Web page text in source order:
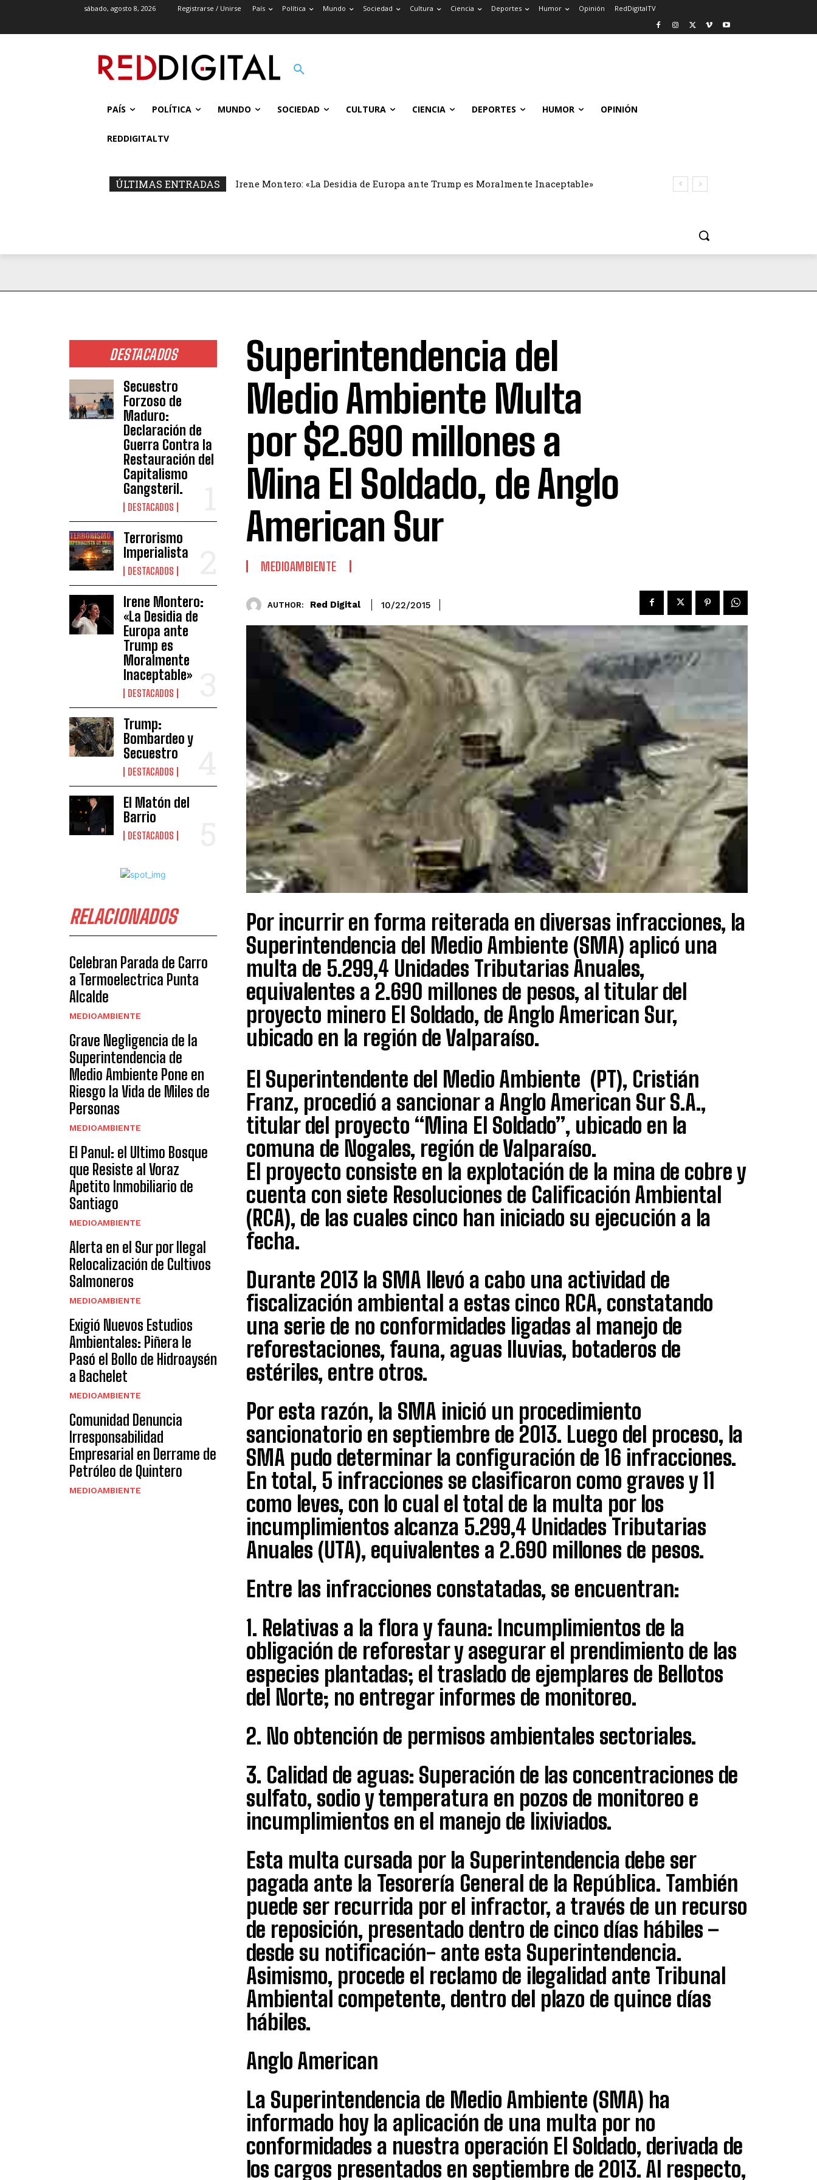
sábado, agosto 8, 2026 Registrarse / Unirse País Política Mundo Sociedad Cultura Ciencia Deportes Humor Opinión RedDigitalTV
PAÍS POLÍTICA MUNDO SOCIEDAD CULTURA CIENCIA DEPORTES HUMOR OPINIÓN
REDDIGITALTV
ÚLTIMAS ENTRADAS Irene Montero: «La Desidia de Europa ante Trump es Moralmente Inaceptable»
DESTACADOS
Secuestro
Forzoso de
Maduro:
Declaración de
Guerra Contra la
Restauración del
Capitalismo
Gangsteril.
DESTACADOS
Terrorismo
Imperialista
DESTACADOS
Irene Montero:
«La Desidia de
Europa ante
Trump es
Moralmente
Inaceptable»
DESTACADOS
Trump:
Bombardeo y
Secuestro
DESTACADOS
El Matón del
Barrio
DESTACADOS
RELACIONADOS
Celebran Parada de Carro
a Termoelectrica Punta
Alcalde
MEDIOAMBIENTE
Grave Negligencia de la
Superintendencia de
Medio Ambiente Pone en
Riesgo la Vida de Miles de
Personas
MEDIOAMBIENTE
El Panul: el Ultimo Bosque
que Resiste al Voraz
Apetito Inmobiliario de
Santiago
MEDIOAMBIENTE
Alerta en el Sur por Ilegal
Relocalización de Cultivos
Salmoneros
MEDIOAMBIENTE
Exigió Nuevos Estudios
Ambientales: Piñera le
Pasó el Bollo de Hidroaysén
a Bachelet
MEDIOAMBIENTE
Comunidad Denuncia
Irresponsabilidad
Empresarial en Derrame de
Petróleo de Quintero
MEDIOAMBIENTE
Superintendencia del
Medio Ambiente Multa
por $2.690 millones a
Mina El Soldado, de Anglo
American Sur
MEDIOAMBIENTE
AUTHOR: Red Digital 10/22/2015
Por incurrir en forma reiterada en diversas infracciones, la
Superintendencia del Medio Ambiente (SMA) aplicó una
multa de 5.299,4 Unidades Tributarias Anuales,
equivalentes a 2.690 millones de pesos, al titular del
proyecto minero El Soldado, de Anglo American Sur,
ubicado en la región de Valparaíso.
El Superintendente del Medio Ambiente (PT), Cristián
Franz, procedió a sancionar a Anglo American Sur S.A.,
titular del proyecto “Mina El Soldado”, ubicado en la
comuna de Nogales, región de Valparaíso.
El proyecto consiste en la explotación de la mina de cobre y
cuenta con siete Resoluciones de Calificación Ambiental
(RCA), de las cuales cinco han iniciado su ejecución a la
fecha.
Durante 2013 la SMA llevó a cabo una actividad de
fiscalización ambiental a estas cinco RCA, constatando
una serie de no conformidades ligadas al manejo de
reforestaciones, fauna, aguas lluvias, botaderos de
estériles, entre otros.
Por esta razón, la SMA inició un procedimiento
sancionatorio en septiembre de 2013. Luego del proceso, la
SMA pudo determinar la configuración de 16 infracciones.
En total, 5 infracciones se clasificaron como graves y 11
como leves, con lo cual el total de la multa por los
incumplimientos alcanza 5.299,4 Unidades Tributarias
Anuales (UTA), equivalentes a 2.690 millones de pesos.
Entre las infracciones constatadas, se encuentran:
1. Relativas a la flora y fauna: Incumplimientos de la
obligación de reforestar y asegurar el prendimiento de las
especies plantadas; el traslado de ejemplares de Bellotos
del Norte; no entregar informes de monitoreo.
2. No obtención de permisos ambientales sectoriales.
3. Calidad de aguas: Superación de las concentraciones de
sulfato, sodio y temperatura en pozos de monitoreo e
incumplimientos en el manejo de lixiviados.
Esta multa cursada por la Superintendencia debe ser
pagada ante la Tesorería General de la República. También
puede ser recurrida por el infractor, a través de un recurso
de reposición, presentado dentro de cinco días hábiles –
desde su notificación- ante esta Superintendencia.
Asimismo, procede el reclamo de ilegalidad ante Tribunal
Ambiental competente, dentro del plazo de quince días
hábiles.
Anglo American
La Superintendencia de Medio Ambiente (SMA) ha
informado hoy la aplicación de una multa por no
conformidades a nuestra operación El Soldado, derivada de
los cargos presentados en septiembre de 2013. Al respecto,